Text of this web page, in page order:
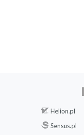
Helion.pl
Sensus.pl